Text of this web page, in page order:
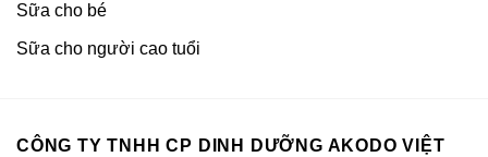
Sữa cho bé
Sữa cho người cao tuổi
CÔNG TY TNHH CP DINH DƯỠNG AKODO VIỆT